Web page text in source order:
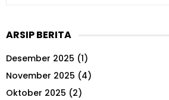
c
f
o
r
ARSIP BERITA
Desember 2025 (1)
November 2025 (4)
Oktober 2025 (2)